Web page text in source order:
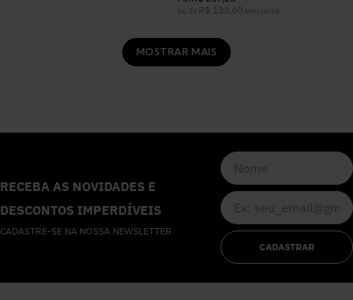
ou 2 x R$ 133,60 sem juros
MOSTRAR MAIS
RECEBA AS NOVIDADES E
DESCONTOS IMPERDÍVEIS
CADASTRE-SE NA NOSSA NEWSLETTER
CADASTRAR